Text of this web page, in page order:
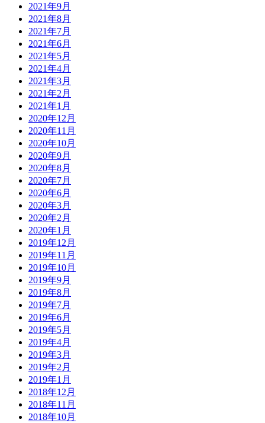
2021年9月
2021年8月
2021年7月
2021年6月
2021年5月
2021年4月
2021年3月
2021年2月
2021年1月
2020年12月
2020年11月
2020年10月
2020年9月
2020年8月
2020年7月
2020年6月
2020年3月
2020年2月
2020年1月
2019年12月
2019年11月
2019年10月
2019年9月
2019年8月
2019年7月
2019年6月
2019年5月
2019年4月
2019年3月
2019年2月
2019年1月
2018年12月
2018年11月
2018年10月